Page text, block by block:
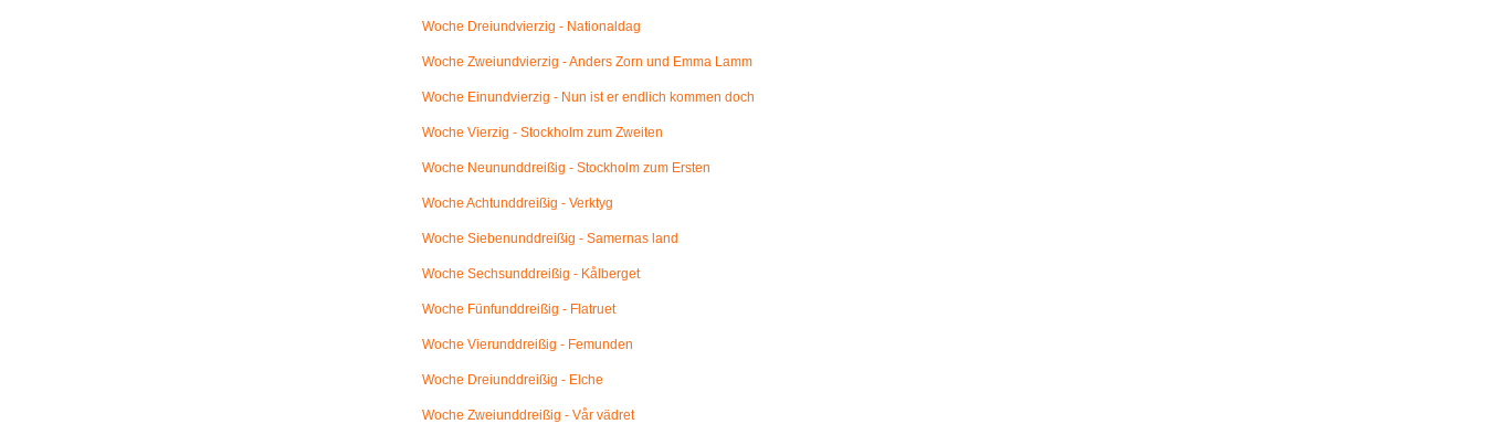
Woche Dreiundvierzig - Nationaldag
Woche Zweiundvierzig - Anders Zorn und Emma Lamm
Woche Einundvierzig - Nun ist er endlich kommen doch
Woche Vierzig - Stockholm zum Zweiten
Woche Neununddreißig - Stockholm zum Ersten
Woche Achtunddreißig - Verktyg
Woche Siebenunddreißig - Samernas land
Woche Sechsunddreißig - Kålberget
Woche Fünfunddreißig - Flatruet
Woche Vierunddreißig - Femunden
Woche Dreiunddreißig - Elche
Woche Zweiunddreißig - Vår vädret